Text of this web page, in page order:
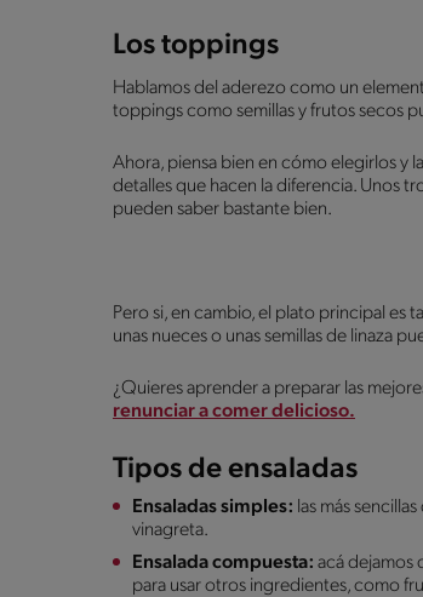
Los toppings
Hablamos del aderezo como un
toppings como semillas y frutos secos
Ahora, piensa bien en cómo elegirlos y
detalles que hacen la diferencia. Unos
pueden saber bastante bien.
Pero si, en cambio, el plato principal es
unas nueces o unas semillas de linaza
¿Quieres aprender a preparar las
renunciar a comer delicioso.
Tipos de ensaladas
Ensaladas simples: las más
vinagreta.
Ensalada compuesta: acá dejamos
para usar otros ingredientes, como